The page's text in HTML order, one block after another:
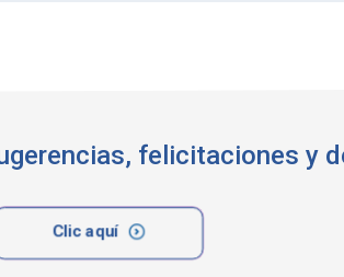
felicitaciones y
Clic aquí